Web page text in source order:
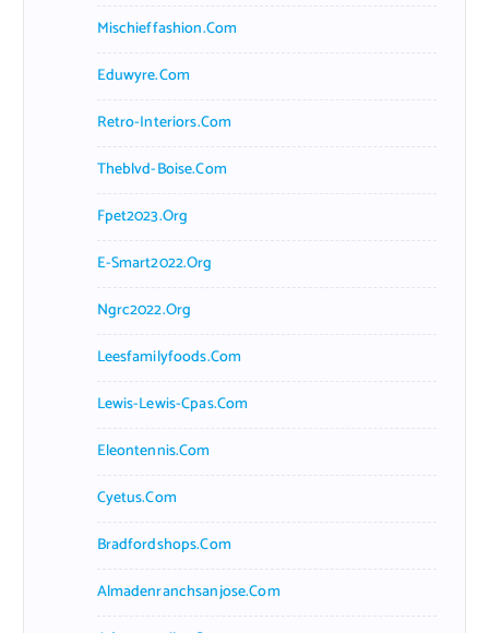
Mischieffashion.com
Eduwyre.com
Retro-Interiors.com
Theblvd-Boise.com
Fpet2023.org
E-Smart2022.org
Ngrc2022.org
Leesfamilyfoods.com
Lewis-Lewis-Cpas.com
Eleontennis.com
Cyetus.com
Bradfordshops.com
Almadenranchsanjose.com